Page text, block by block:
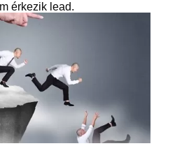
érkezik lead.